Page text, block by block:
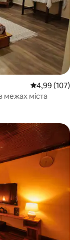
Середня
4,99 (107)
межах міста